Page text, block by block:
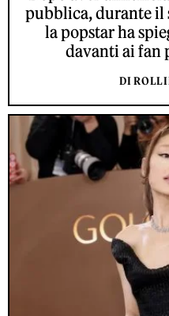
pubblica, durante il
la popstar ha
davanti ai fan
DI